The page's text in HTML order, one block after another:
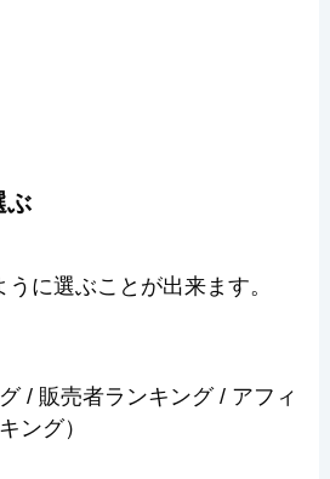
ぶ
に選ぶことが出来ます。
/ 販売者ランキング / アフィ
ング）